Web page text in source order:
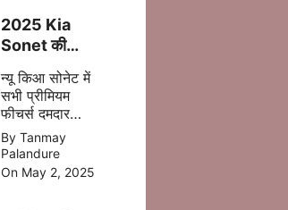
जाता है |
2025 Kia
Sonet की
पहली झलक –
अब मिलेगा बड़ा
टचस्क्रीन और
नए फीचर्स
न्यू किआ सोनेट में
सभी प्रीमियम
फीचर्स दमदार
इंजन डिसेंट सेफ्टी
बेहतर कलर के
साथ 2025 में
मिल जाती है |
By Tanmay
Palandure
On May 2, 2025